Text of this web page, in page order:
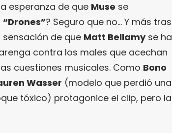
esperanza de que Muse se
“Drones”? Seguro que no… Y más tras
sensación de que Matt Bellamyse ha
contra los males que acechan
cuestiones musicales. Como Bono
Wasser (modelo que perdió una
tóxico) protagonice el clip, pero la